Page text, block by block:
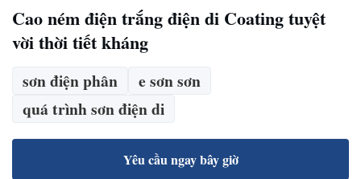
Cao ném điện trắng điện di Coating tuyệt
vời thời tiết kháng
sơn điện phân
e sơn sơn
quá trình sơn điện di
Yêu cầu ngay bây giờ